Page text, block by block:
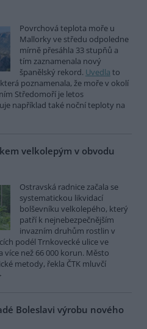
Povrchová teplota moře u
Mallorky ve středu odpoledne
mírně přesáhla 33 stupňů a
tím zaznamenala nový
španělský rekord. Uvedla to
poznamenala, že moře v okolí
Středomoří je letos
například také noční teploty na
velkolepým v obvodu
Ostravská radnice začala se
systematickou likvidací
bolševníku velkolepého, který
patří k nejnebezpečnějším
invazním druhům rostlin v
podél Trnkovecké ulice ve
více než 66 000 korun. Město
metody, řekla ČTK mluvčí
Boleslavi výrobu nového